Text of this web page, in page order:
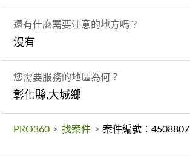
還有什麼需要注意的地方嗎？
沒有
您需要服務的地區為何？
彰化縣,大城鄉
PRO360 > 找案件 > 案件編號：4508807